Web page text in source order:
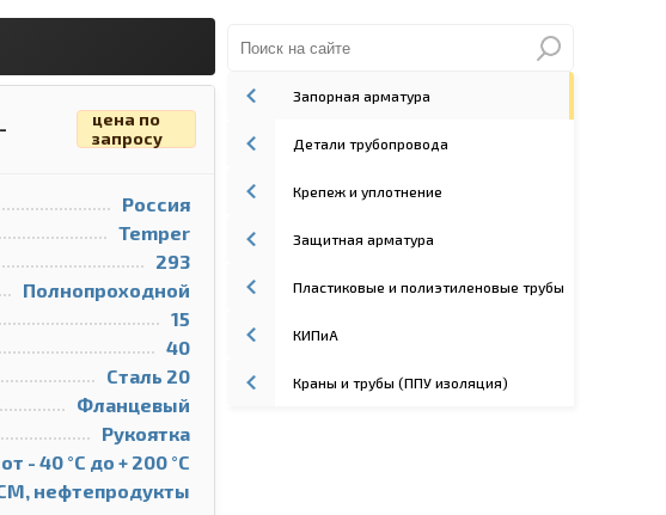
цена по
запросу
Россия
Temper
293
Полнопроходной
15
40
Сталь 20
Фланцевый
Рукоятка
от - 40 °С до + 200 °С
нефтепродукты
Запорная арматура
Детали трубопровода
Крепеж и уплотнение
Защитная арматура
Пластиковые и полиэтиленовые трубы
КИПиА
Краны и трубы (ППУ изоляция)